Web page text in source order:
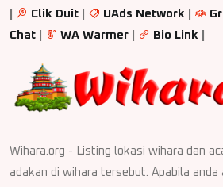
Clik Duit UAds Network
Chat
WA Warmer Bio Link
Wihara.org - Listing lokasi wihara dan
adakan di wihara tersebut. Apabila anda